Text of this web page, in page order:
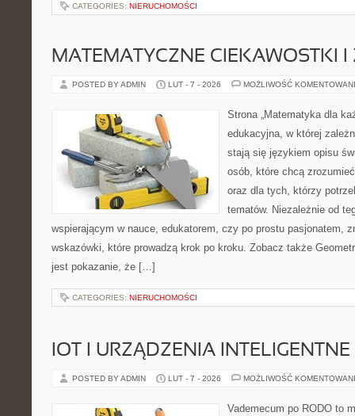
CATEGORIES: NIERUCHOMOŚCI
MATEMATYCZNE CIEKAWOSTKI
POSTED BY ADMIN LUT - 7 - 2026 MOŻLIWOŚĆ
Strona „Matematyka dla
edukacyjna, w której
stają się językiem opisu
osób, które chcą
oraz dla tych, którzy
tematów. Niezależnie od
wspierającym w nauce, edukatorem, czy po prostu pasjonatem,
wskazówki, które prowadzą krok po kroku. Zobacz także
jest pokazanie, że […]
CATEGORIES: NIERUCHOMOŚCI
IOT I URZĄDZENIA INTELIGENTNE
POSTED BY ADMIN LUT - 7 - 2026 MOŻLIWOŚĆ
Vademecum po RODO to